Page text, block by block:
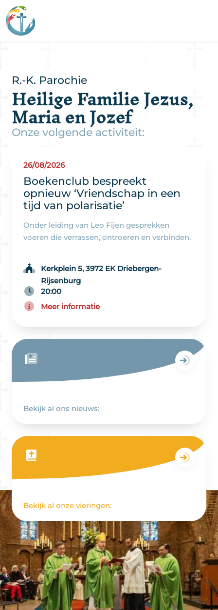
R.-K. Parochie
Heilige Familie Jezus,
Maria en Jozef
Onze volgende activiteit:
26/08/2026
Boekenclub bespreekt
opnieuw ‘Vriendschap in een
tijd van polarisatie’
Onder leiding van Leo Fijen gesprekken
voeren die verrassen, ontroeren en verbinden.
Kerkplein 5, 3972 EK Driebergen-
Rijsenburg
20:00
Meer informatie
Bekijk al ons nieuws:
Bekijk al onze vieringen: